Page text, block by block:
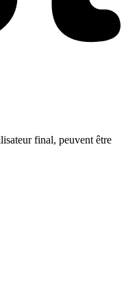
final, peuvent être